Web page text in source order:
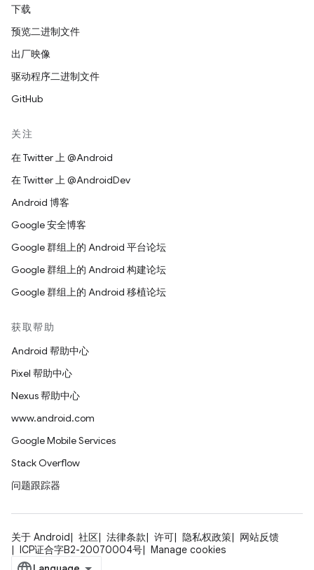
下载
预览二进制文件
出厂映像
驱动程序二进制文件
GitHub
关注
在 Twitter 上 @Android
在 Twitter 上 @AndroidDev
Android 博客
Google 安全博客
Google 群组上的 Android 平台论坛
Google 群组上的 Android 构建论坛
Google 群组上的 Android 移植论坛
获取帮助
Android 帮助中心
Pixel 帮助中心
Nexus 帮助中心
www.android.com
Google Mobile Services
Stack Overflow
问题跟踪器
关于 Android 社区 法律条款 许可 隐私权政策
网站反馈
ICP证合字B2-20070004号
Manage cookies